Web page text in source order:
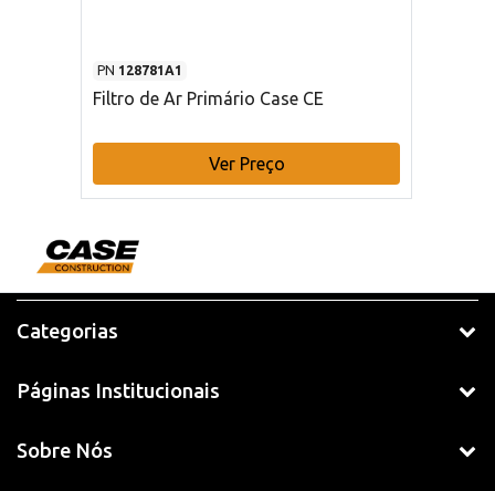
PN 128781A1
Filtro de Ar Primário Case CE
Ver Preço
Categorias
Páginas Institucionais
Sobre Nós